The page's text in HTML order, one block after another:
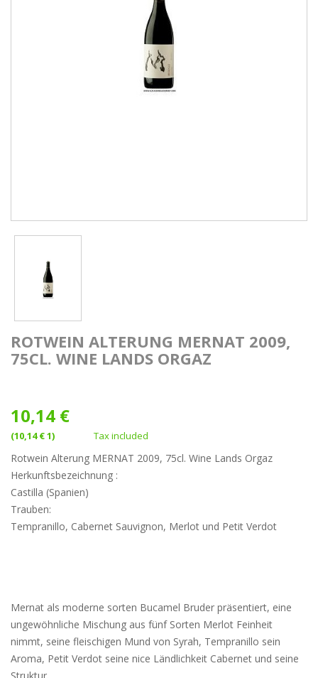
ROTWEIN ALTERUNG MERNAT 2009,
75CL. WINE LANDS ORGAZ
10,14 €
(10,14 € 1) Tax included
Rotwein Alterung MERNAT 2009, 75cl. Wine Lands Orgaz
Herkunftsbezeichnung :
Castilla (Spanien)
Trauben:
Tempranillo, Cabernet Sauvignon, Merlot und Petit Verdot
Mernat als moderne sorten Bucamel Bruder präsentiert, eine
ungewöhnliche Mischung aus fünf Sorten Merlot Feinheit
nimmt, seine fleischigen Mund von Syrah, Tempranillo sein
Aroma, Petit Verdot seine nice Ländlichkeit Cabernet und seine
Struktur.